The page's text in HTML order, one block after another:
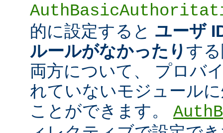
的に設定すると ユーザ
ルールがなかったり す
両方について、 プロバ
れていないモジュール
ことができます。